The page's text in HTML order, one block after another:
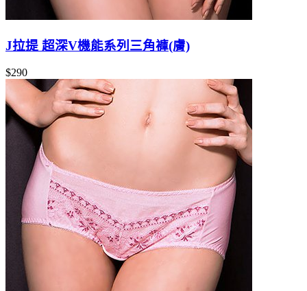
J拉提 超深V機能系列三角褲(膚)
$290